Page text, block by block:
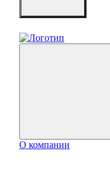
О компании